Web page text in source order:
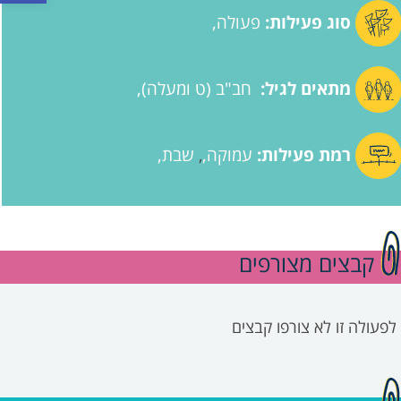
סוג פעילות: פעולה
מתאים לגיל: חב"ב (ט ומעלה)
רמת פעילות: עמוקה , שבת
קבצים מצורפים
לפעולה זו לא צורפו קבצים